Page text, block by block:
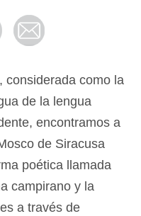
considerada como la
de la lengua
encontramos a
de Siracusa
poética llamada
campirano y la
a través de